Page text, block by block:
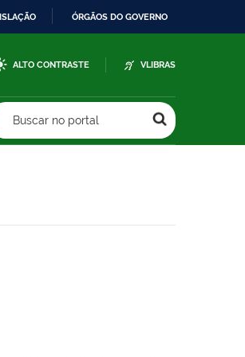
ÓRGÃOS DO GOVERNO
ALTO CONTRASTE VLIBRAS
Buscar no portal